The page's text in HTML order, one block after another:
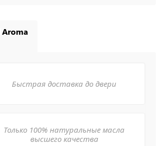
Быстрая доставка до двери
Только 100% натуральные масла
высшего качества